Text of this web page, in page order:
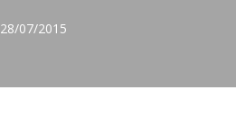
28/07/2015